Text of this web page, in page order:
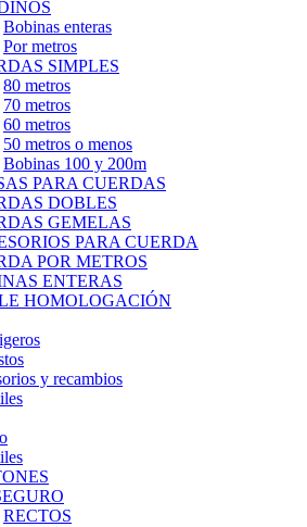
Bobinas enteras
Por metros
SIMPLES
80 metros
70 metros
60 metros
50 metros o menos
Bobinas 100 y 200m
PARA CUERDAS
DOBLES
GEMELAS
PARA CUERDA
POR METROS
ENTERAS
HOMOLOGACIÓN
y recambios
RECTOS